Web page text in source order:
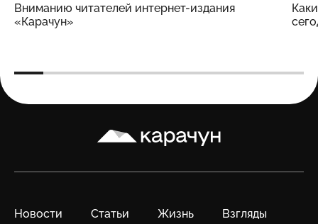
Вниманию читателей интернет-издания
«Карачун»
Карачун
Новости Статьи Жизнь Взгляды